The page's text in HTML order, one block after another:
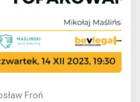
Froń